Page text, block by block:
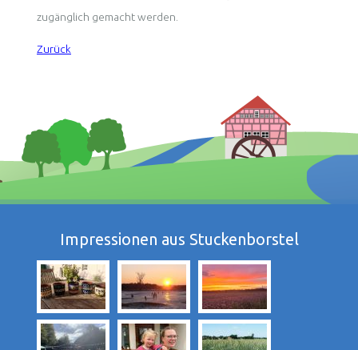
zugänglich gemacht werden.
Zurück
Impressionen aus Stuckenborstel